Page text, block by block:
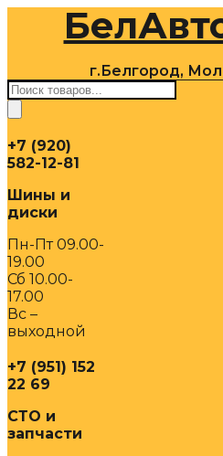
содержимому
г.Белгород,
Поиск
товаров
+7 (920)
582-12-81
Шины и
диски
Пн-Пт 09.00-
19.00
Сб 10.00-
17.00
Вс –
выходной
+7 (951) 152
22 69
СТО и
запчасти